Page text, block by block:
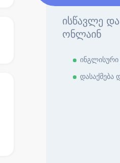
ისწავლე და
ონლაინ
ინგლისური
დასაქმება